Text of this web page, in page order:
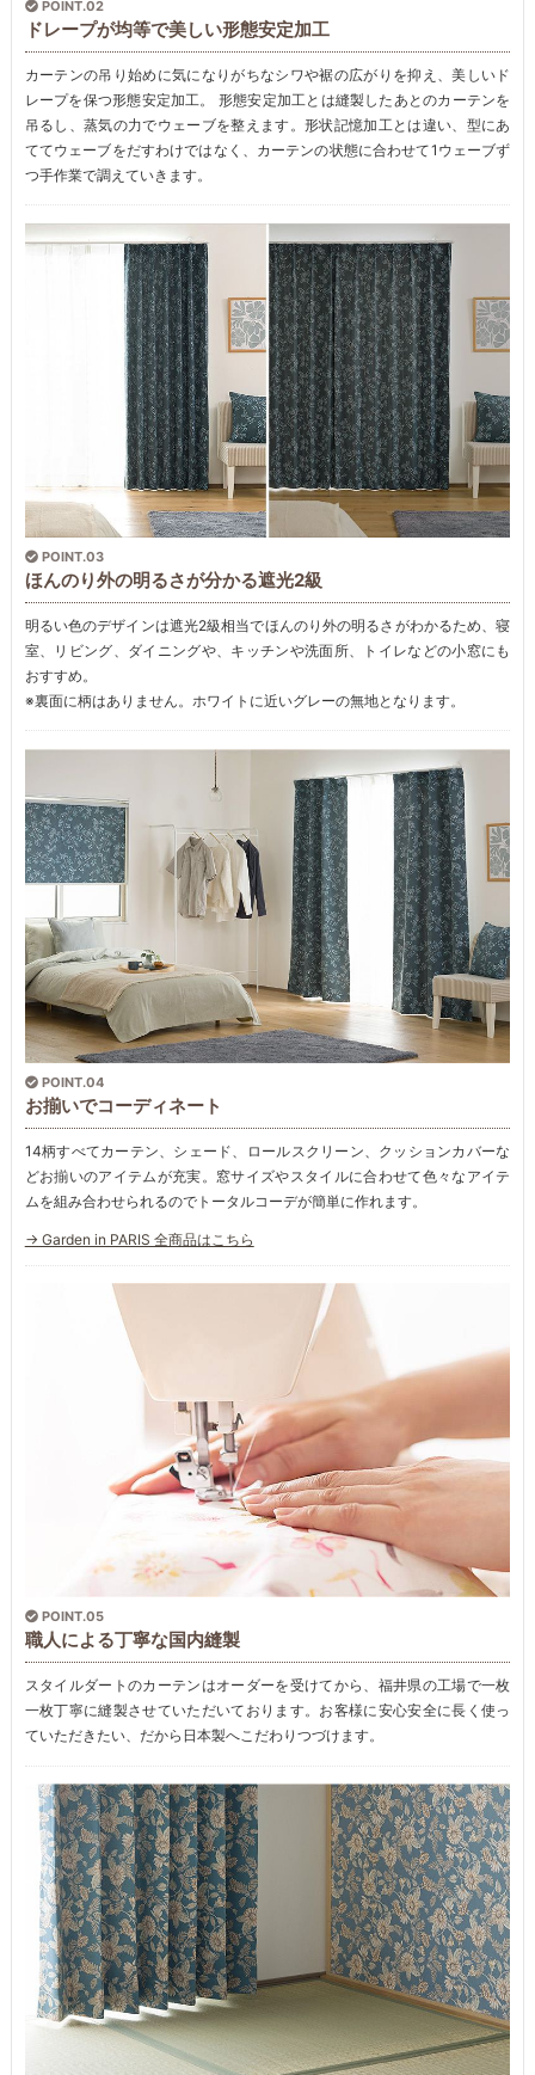
POINT.02
ドレープが均等で美しい形態安定加工
カーテンの吊り始めに気になりがちなシワや裾の広がりを抑え、美しいド
レープを保つ形態安定加工。 形態安定加工とは縫製したあとのカーテンを
吊るし、蒸気の力でウェーブを整えます。形状記憶加工とは違い、型にあ
ててウェーブをだすわけではなく、カーテンの状態に合わせて1ウェーブず
つ手作業で調えていきます。
POINT.03
ほんのり外の明るさが分かる遮光2級
明るい色のデザインは遮光2級相当でほんのり外の明るさがわかるため、寝
室、リビング、ダイニングや、キッチンや洗面所、トイレなどの小窓にも
おすすめ。
※裏面に柄はありません。ホワイトに近いグレーの無地となります。
POINT.04
お揃いでコーディネート
14柄すべてカーテン、シェード、ロールスクリーン、クッションカバーな
どお揃いのアイテムが充実。窓サイズやスタイルに合わせて色々なアイテ
ムを組み合わせられるのでトータルコーデが簡単に作れます。
→ Garden in PARIS 全商品はこちら
POINT.05
職人による丁寧な国内縫製
スタイルダートのカーテンはオーダーを受けてから、福井県の工場で一枚
一枚丁寧に縫製させていただいております。お客様に安心安全に長く使っ
ていただきたい、だから日本製へこだわりつづけます。